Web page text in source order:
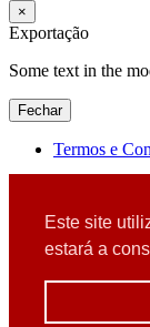
Este site
estará a
×
Exportação
Some text in the
Fechar
Termos e
Detectamos que
Por favor, atualize
para garantir uma